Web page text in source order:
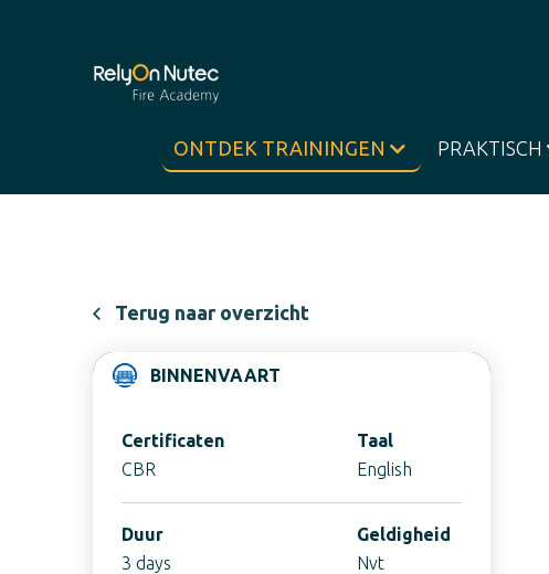
ONTDEK TRAININGEN PRAKTISCH
Terug naar overzicht
BINNENVAART
Certificaten
CBR
Taal
English
Duur
3 days
Geldigheid
Nvt